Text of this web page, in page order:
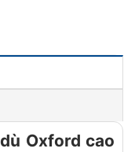
Oxford cao